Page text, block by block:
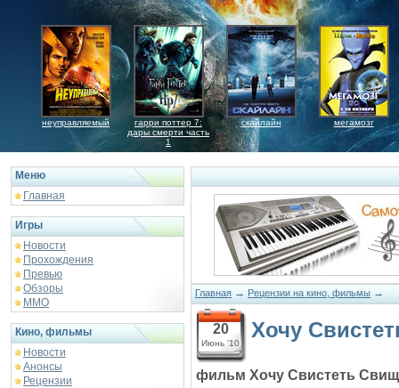
неуправляемый
гарри поттер 7:
дары смерти часть
1
скайлайн мегамозг
Меню
Главная
Игры
Новости
Прохождения
Превью
Обзоры
ММО
Кино, фильмы
Новости
Анонсы
Рецензии
Главная → Рецензии на кино, фильмы →
20
Июнь '10
Хочу
фильм Хочу Свистеть